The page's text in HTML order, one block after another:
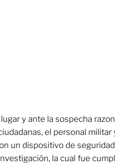
y ante la sospecha
el personal militar
un dispositivo de
la cual fue